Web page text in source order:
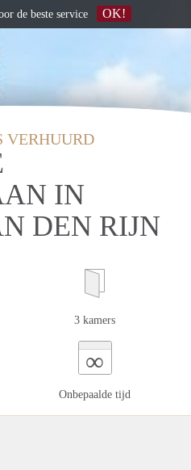
VERHUURD
IN
DEN RIJN
3 kamers
∞
Onbepaalde tijd
de beste service OK!